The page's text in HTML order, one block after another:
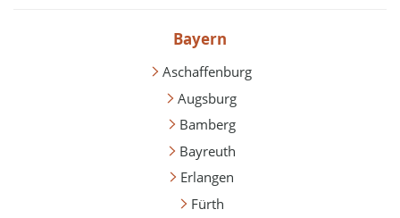
Bayern
Aschaffenburg
Augsburg
Bamberg
Bayreuth
Erlangen
Fürth